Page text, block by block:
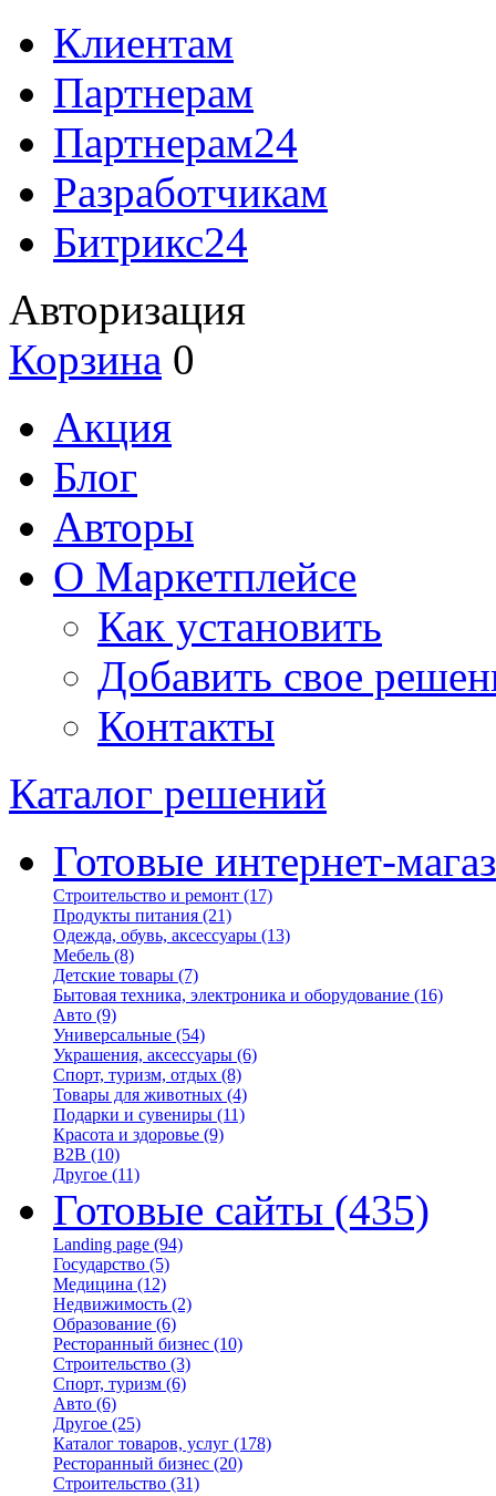
Клиентам
Партнерам
Партнерам24
Разработчикам
Битрикс24
Авторизация
Корзина 0
Акция
Блог
Авторы
О Маркетплейсе
Как установить
Добавить свое
Контакты
Каталог решений
Готовые интернет-
Строительство и ремонт (17)
Продукты питания (21)
Одежда, обувь, аксессуары (13)
Мебель (8)
Детские товары (7)
Бытовая техника, электроника и оборудование (16)
Авто (9)
Универсальные (54)
Украшения, аксессуары (6)
Спорт, туризм, отдых (8)
Товары для животных (4)
Подарки и сувениры (11)
Красота и здоровье (9)
B2B (10)
Другое (11)
Готовые сайты (435)
Landing page (94)
Государство (5)
Медицина (12)
Недвижимость (2)
Образование (6)
Ресторанный бизнес (10)
Строительство (3)
Спорт, туризм (6)
Авто (6)
Другое (25)
Каталог товаров, услуг (178)
Ресторанный бизнес (20)
Строительство (31)